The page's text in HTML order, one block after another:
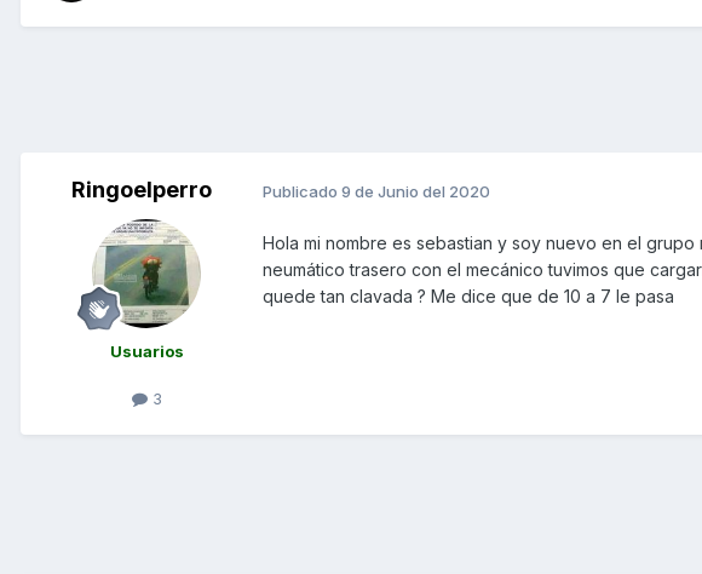
Ringoelperro
Usuarios
3
Publicado 9 de Junio del 2020
Hola mi nombre es sebastian y soy nuevo en el
neumático trasero con el mecánico tuvimos que
quede tan clavada ? Me dice que de 10 a 7 le pasa